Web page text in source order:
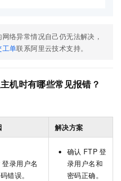
络异常情况自己仍无法解决，
工单联系阿里云技术支持。
机时有哪些常见报错？
解决方案
登录用户名
错误。
确认 FTP 登
录用户名和
密码正确。